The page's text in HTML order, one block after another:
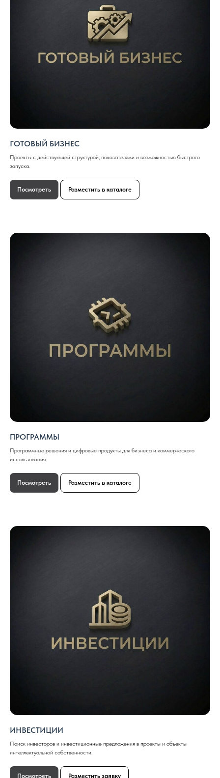
ГОТОВЫЙ БИЗНЕС
Проекты с действующей структурой, показателями и возможностью быстрого
запуска.
Посмотреть Разместить в каталоге
ПРОГРАММЫ
Программные решения и цифровые продукты для бизнеса и коммерческого
использования.
Посмотреть Разместить в каталоге
ИНВЕСТИЦИИ
Поиск инвесторов и инвестиционные предложения в проекты и объекты
интеллектуальной собственности.
Посмотреть Разместить заявку